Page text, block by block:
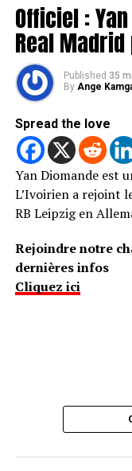
Officiel :
Real
Published 35
By Ange
Spread the love
Yan Diomande est
L’Ivoirien a rejoint
RB Leipzig en
Rejoindre notre
dernières infos
Cliquez ici